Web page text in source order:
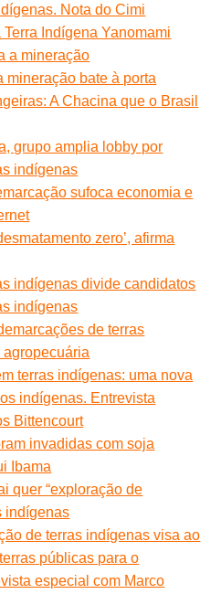
Nota do Cimi
Indígena Yanomami
a mineração
mineração bate à porta
A Chacina que o Brasil
grupo amplia lobby por
indígenas
sufoca economia e
zero’, afirma
indígenas divide candidatos
indígenas
de terras
terras indígenas: uma nova
indígenas. Entrevista
Bittencourt
invadidas com soja
Ibama
quer “exploração de
indígenas
de terras indígenas visa ao
públicas para o
especial com Marco